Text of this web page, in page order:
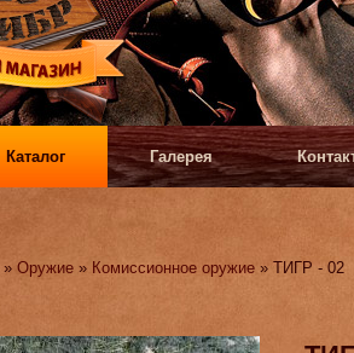
Каталог Галерея
»Оружие » Комиссионное оружие » ТИГР - 02